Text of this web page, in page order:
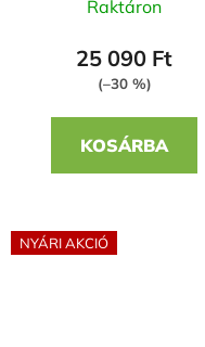
Raktáron
25 090 Ft
(–30 %)
KOSÁRBA
NYÁRI AKCIÓ